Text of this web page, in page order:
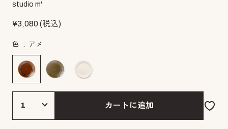
studio m'
¥3,080(税込)
色 アメ
カートに追加